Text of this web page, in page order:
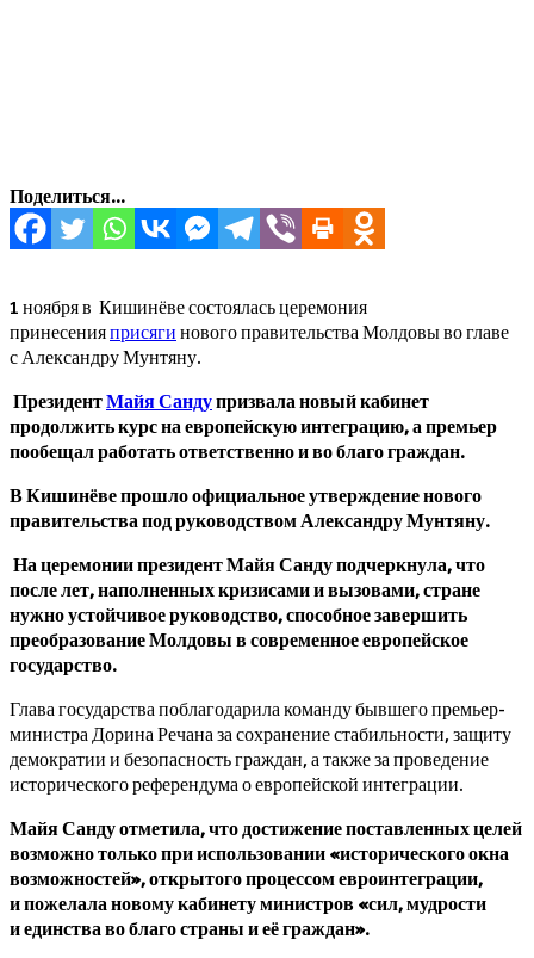
Поделиться...
1 ноября в Кишинёве состоялась церемония
принесенияприсягинового правительства Молдовы во главе
с Александру Мунтяну.
ПрезидентМайя Сандупризвала новый кабинет
продолжить курс на европейскую интеграцию, а премьер
пообещал работать ответственно и во благо граждан.
В Кишинёве прошло официальное утверждение нового
правительства под руководством Александру Мунтяну.
На церемонии президент Майя Санду подчеркнула, что
после лет, наполненных кризисами и вызовами, стране
нужно устойчивое руководство, способное завершить
преобразование Молдовы в современное европейское
государство.
Глава государства поблагодарила команду бывшего премьер-
министра Дорина Речана за сохранение стабильности, защиту
демократии и безопасность граждан, а также за проведение
исторического референдума о европейской интеграции.
Майя Санду отметила, что достижение поставленных целей
возможно только при использовании «исторического окна
возможностей», открытого процессом евроинтеграции,
и пожелала новому кабинету министров «сил, мудрости
и единства во благо страны и её граждан».